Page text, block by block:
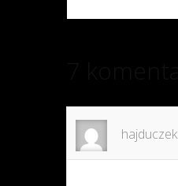
hajduczek